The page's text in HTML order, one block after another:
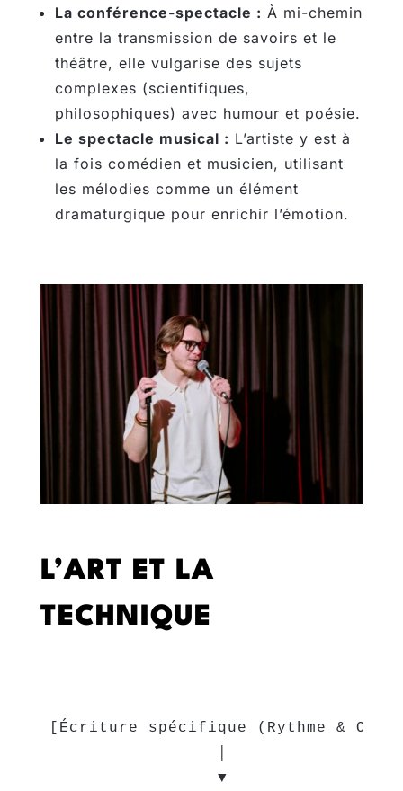
La conférence-spectacle : À mi-chemin
entre la transmission de savoirs et le
théâtre, elle vulgarise des sujets
complexes (scientifiques,
philosophiques) avec humour et poésie.
Le spectacle musical : L’artiste y est à
la fois comédien et musicien, utilisant
les mélodies comme un élément
dramaturgique pour enrichir l’émotion.
L’ART ET LA
TECHNIQUE
[Écriture spécifique (Rythme &
                 ▼